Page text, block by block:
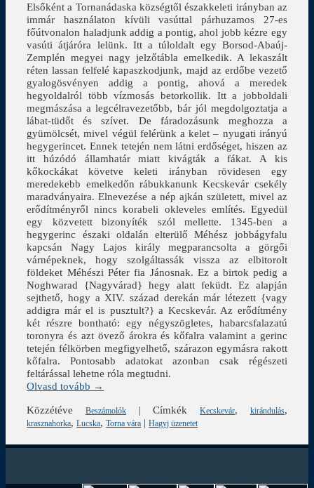
Elsőként a Tornanádaska községtől északkeleti irányban az
immár használaton kívüli vasúttal párhuzamos 27-es
főútvonalon haladjunk addig a pontig, ahol jobb kézre egy
vasúti átjáróra lelünk. Itt a túloldalt egy Borsod-Abaúj-
Zemplén megyei nagy jelzőtábla emelkedik. A lekaszált
réten lassan felfelé kapaszkodjunk, majd az erdőbe vezető
gyalogösvényen addig a pontig, ahová a meredek
hegyoldalról több vízmosás betorkollik. Itt a jobboldali
megmászása a legcélravezetőbb, bár jól megdolgoztatja a
lábat-tüdőt és szívet. De fáradozásunk meghozza a
gyümölcsét, mivel végül felérünk a kelet – nyugati irányú
hegygerincet. Ennek tetején nem látni erdőséget, hiszen az
itt húzódó államhatár miatt kivágták a fákat. A kis
kőkockákat követve keleti irányban rövidesen egy
meredekebb emelkedőn rábukkanunk Kecskevár csekély
maradványaira. Elnevezése a nép ajkán született, mivel az
erődítményről nincs korabeli okleveles említés. Egyedül
egy közvetett bizonyíték szól mellette. 1345-ben a
hegygerinc északi oldalán elterülő Méhész jobbágyfalu
kapcsán Nagy Lajos király megparancsolta a görgői
várnépeknek, hogy szolgáltassák vissza az elbitorolt
földeket Méhészi Péter fia Jánosnak. Ez a birtok pedig a
Noghwarad {Nagyvárad} hegy alatt feküdt. Ez alapján
sejthető, hogy a XIV. század derekán már létezett {vagy
addigra már el is pusztult?} a Kecskevár. Az erődítmény
két részre bontható: egy négyszögletes, habarcsfalazatú
toronyra és azt övező árokra és kőfalra valamint a gerinc
tetején félkörben megfigyelhető, szárazon egymásra rakott
kőfalra. Pontosabb adatokat azonban csak régészeti
feltárással lehetne róla megtudni.
Olvasd tovább →
Közzétéve
Beszámolók|Címkék Kecskevár, kirándulás,
krasznahorka,Lucska,Torna vára |Hagyj üzenetet